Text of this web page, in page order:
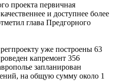
проекта первичная
и доступнее более
глава Предгорного
уже построены 63
капремонт 356
запланирован
на общую сумму около 1